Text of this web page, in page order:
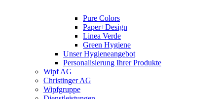
Pure Colors
Paper+Design
Linea Verde
Green Hygiene
Unser Hygieneangebot
Personalisierung Ihrer Produkte
Wipf AG
Christinger AG
Wipfgruppe